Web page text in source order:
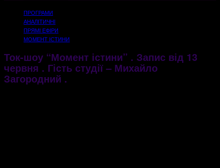
ПРОГРАМИ
АНАЛІТИЧНІ
ПРЯМІ ЕФІРИ
МОМЕНТ ІСТИНИ
Ток-шоу “Момент істини” . Запис від 13
червня . Гість студії – Михайло
Загородний .